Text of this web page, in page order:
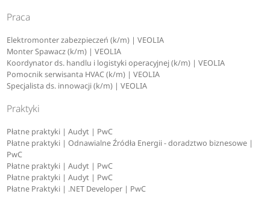
Praca
Elektromonter zabezpieczeń (k/m) | VEOLIA
Monter Spawacz (k/m) | VEOLIA
Koordynator ds. handlu i logistyki operacyjnej (k/m) | VEOLIA
Pomocnik serwisanta HVAC (k/m) | VEOLIA
Specjalista ds. innowacji (k/m) | VEOLIA
Praktyki
Płatne praktyki | Audyt | PwC
Płatne praktyki | Odnawialne Źródła Energii - doradztwo biznesowe |
PwC
Płatne praktyki | Audyt | PwC
Płatne praktyki | Audyt | PwC
Płatne Praktyki | .NET Developer | PwC